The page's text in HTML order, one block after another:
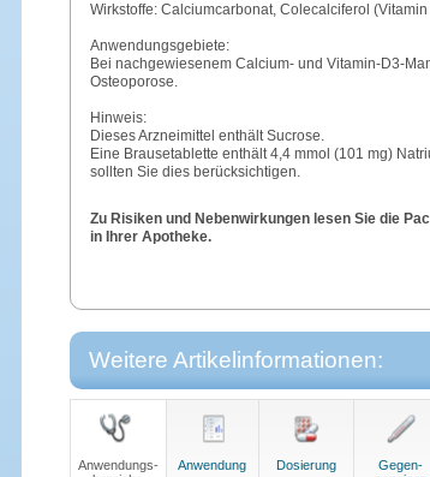
Wirkstoffe: Calciumcarbonat, Colecalciferol
Anwendungsgebiete:
Bei nachgewiesenem Calcium- und Vitamin-D3-
Osteoporose.
Hinweis:
Dieses Arzneimittel enthält Sucrose.
Eine Brausetablette enthält 4,4 mmol (101 mg)
sollten Sie dies berücksichtigen.
Zu Risiken und Nebenwirkungen lesen Sie die
in Ihrer Apotheke.
Weitere Artikelinformationen:
Anwendungs-
Anwendung Dosierung
Gegen-